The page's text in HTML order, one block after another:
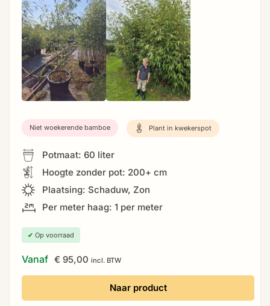
Niet woekerende bamboe Plant in kwekerspot
Potmaat: 60 liter
Hoogte zonder pot: 200+ cm
Plaatsing: Schaduw, Zon
Per meter haag: 1 per meter
✔ Op voorraad
Vanaf € 95,00 incl. BTW
Naar product